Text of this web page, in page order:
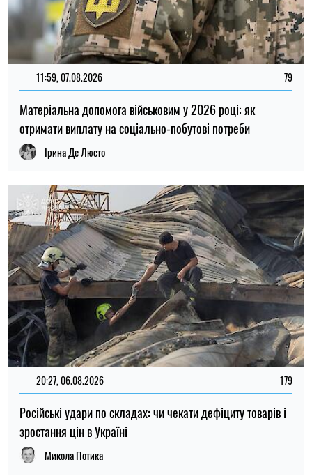
20:27, 06.08.2026
Російські удари по складах: чи чекати дефіциту товарів і
зростання цін в Україні
Микола Потика
15:59, 06.08.2026